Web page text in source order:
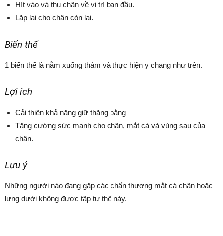
Hít vào và thu chân về vị trí ban đầu.
Lặp lại cho chân còn lại.
Biến thể
1 biến thể là nằm xuống thảm và thực hiện y chang như trên.
Lợi ích
Cải thiện khả năng giữ thăng bằng
Tăng cường sức mạnh cho chân, mắt cá và vùng sau của
chân.
Lưu ý
Những người nào đang gặp các chấn thương mắt cá chân hoặc
lưng dưới không được tập tư thế này.